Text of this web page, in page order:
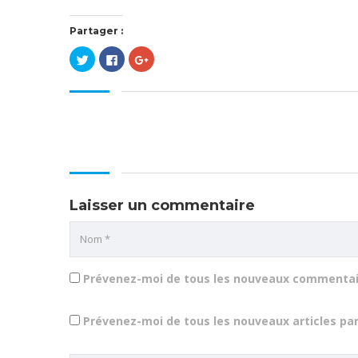
Partager :
Cliquez
pour
partager
Twitter(ouvre
Cliquez
pour
partager
Facebook(ouvre
Cliquez
pour
Google+
Laisser un commentaire
Prévenez-moi de tous les nouveaux
Prévenez-moi de tous les nouveaux articles